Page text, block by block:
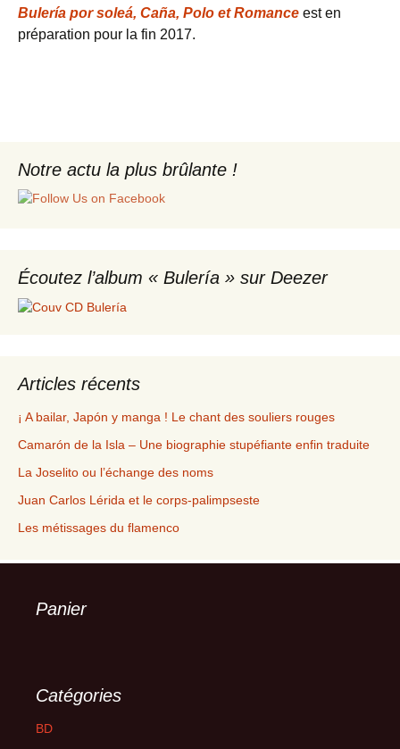
Bulería por soleá, Caña, Polo et Romance est en
préparation pour la fin 2017.
Notre actu la plus brûlante !
Écoutez l’album « Bulería » sur Deezer
Articles récents
¡ A bailar, Japón y manga ! Le chant des souliers rouges
Camarón de la Isla – Une biographie stupéfiante enfin traduite
La Joselito ou l’échange des noms
Juan Carlos Lérida et le corps-palimpseste
Les métissages du flamenco
Panier
Catégories
BD